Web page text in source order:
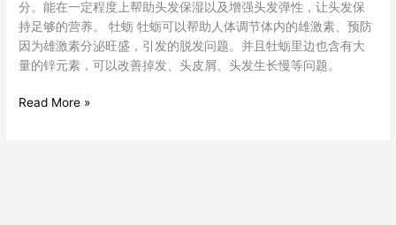
分。能在一定程度上帮助头发保湿以及增强头发弹性，让头发保
持足够的营养。 牡蛎 牡蛎可以帮助人体调节体内的雄激素、预防
因为雄激素分泌旺盛，引发的脱发问题。并且牡蛎里边也含有大
量的锌元素，可以改善掉发、头皮屑、头发生长慢等问题。
Read More »